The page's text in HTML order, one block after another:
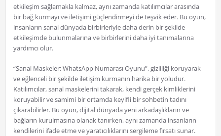
etkileşim sağlamakla kalmaz, aynı zamanda katılımcılar arasında
bir bağ kurmayı ve iletişimi güçlendirmeyi de teşvik eder. Bu oyun,
insanların sanal dünyada birbirleriyle daha derin bir şekilde
etkileşimde bulunmalarına ve birbirlerini daha iyi tanımalarına
yardımcı olur.
“Sanal Maskeler: WhatsApp Numarası Oyunu”, gizliliği koruyarak
ve eğlenceli bir şekilde iletişim kurmanın harika bir yoludur.
Katılımcılar, sanal maskelerini takarak, kendi gerçek kimliklerini
koruyabilir ve samimi bir ortamda keyifli bir sohbetin tadını
çıkarabilirler. Bu oyun, dijital dünyada yeni arkadaşlıkların ve
bağların kurulmasına olanak tanırken, aynı zamanda insanların
kendilerini ifade etme ve yaratıcılıklarını sergileme fırsatı sunar.